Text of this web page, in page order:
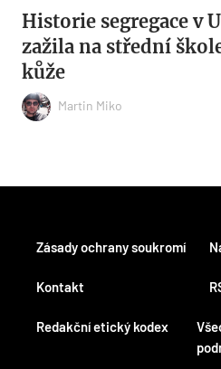
Historie segregace v
zažila na střední
kůže
Martin Miko
Kontakt
Redakční etický kodex
Zásady ochrany soukromí